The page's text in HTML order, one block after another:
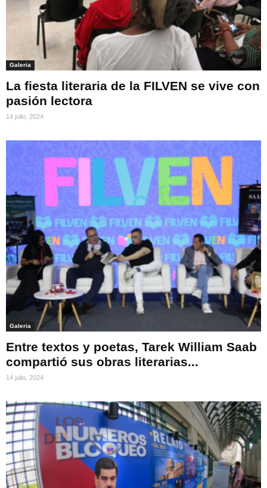
Galeria
La fiesta literaria de la FILVEN se vive con
pasión lectora
14 julio, 2024
Galeria
Entre textos y poetas, Tarek William Saab
compartió sus obras literarias...
14 julio, 2024